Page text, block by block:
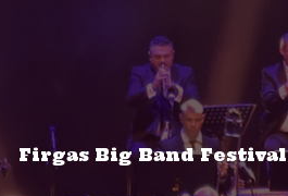
Firgas Big Band Festival